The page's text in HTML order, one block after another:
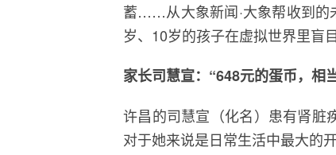
蓄……从大象新闻·大象帮收到的
岁、10岁的孩子在虚拟世界里盲
家长司慧宣：“648元的蛋币，相
许昌的司慧宣（化名）患有肾脏
对于她来说是日常生活中最大的开